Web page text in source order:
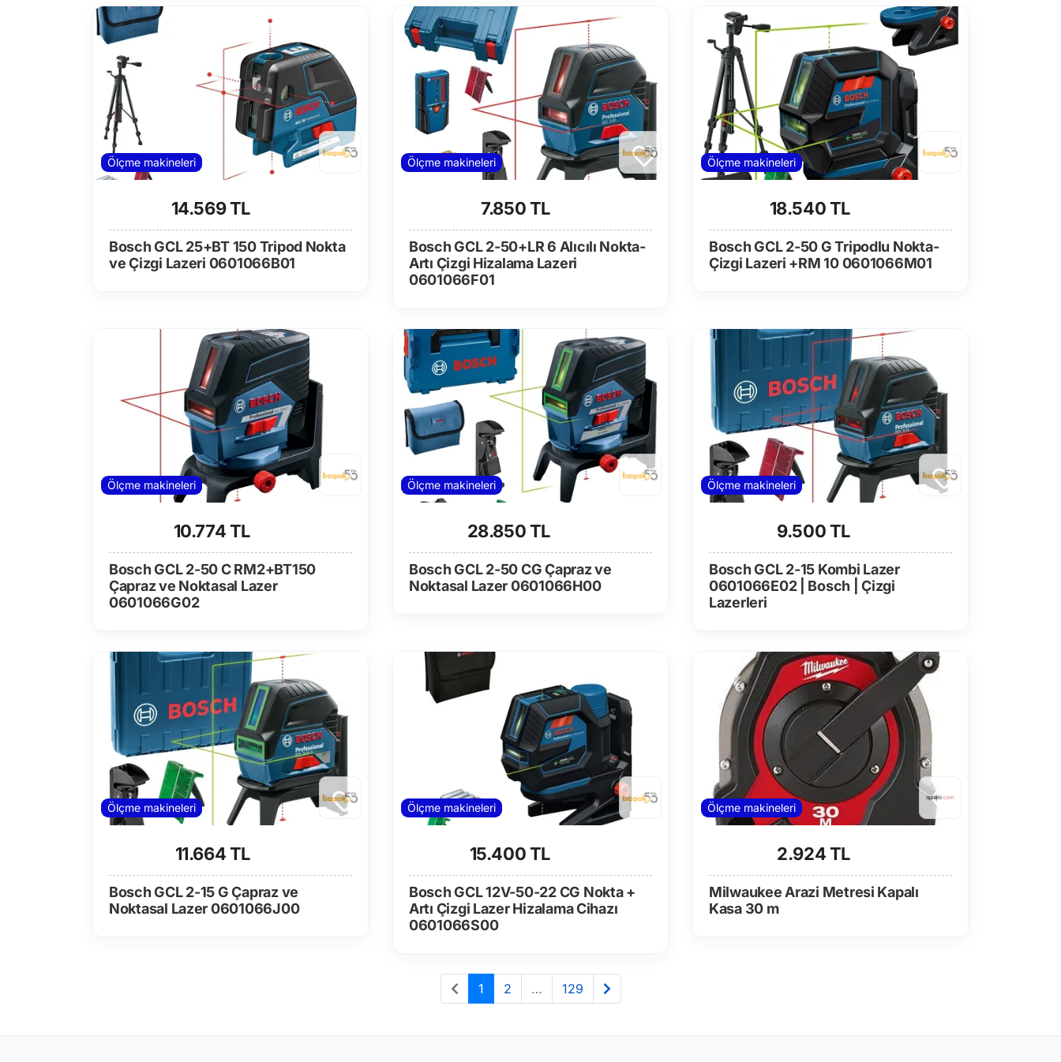
Ölçme makineleri
14.569 TL
Bosch GCL 25+BT 150 Tripod Nokta
ve Çizgi Lazeri 0601066B01
Ölçme makineleri
7.850 TL
Bosch GCL 2-50+LR 6 Alıcılı Nokta-
Artı Çizgi Hizalama Lazeri
0601066F01
Ölçme makineleri
18.540 TL
Bosch GCL 2-50 G Tripodlu Nokta-
Çizgi Lazeri +RM 10 0601066M01
Ölçme makineleri
10.774 TL
Bosch GCL 2-50 C RM2+BT150
Çapraz ve Noktasal Lazer
0601066G02
Ölçme makineleri
28.850 TL
Bosch GCL 2-50 CG Çapraz ve
Noktasal Lazer 0601066H00
Ölçme makineleri
9.500 TL
Bosch GCL 2-15 Kombi Lazer
0601066E02 | Bosch | Çizgi
Lazerleri
Ölçme makineleri
11.664 TL
Bosch GCL 2-15 G Çapraz ve
Noktasal Lazer 0601066J00
Ölçme makineleri
15.400 TL
Bosch GCL 12V-50-22 CG Nokta +
Artı Çizgi Lazer Hizalama Cihazı
0601066S00
Ölçme makineleri
2.924 TL
Milwaukee Arazi Metresi Kapalı
Kasa 30 m
1 2 … 129